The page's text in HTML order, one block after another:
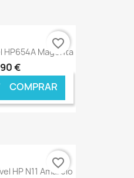
HP654A Magenta
€
COMPRAR
€ ONLINE
favorite_border
HP N11 Amarelo
favorite_border